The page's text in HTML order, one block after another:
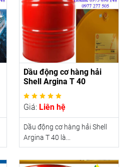
Dầu động cơ hàng hải
Shell Argina T 40
Giá: Liên hệ
Dầu động cơ hàng hải Shell
Argina T 40 là...